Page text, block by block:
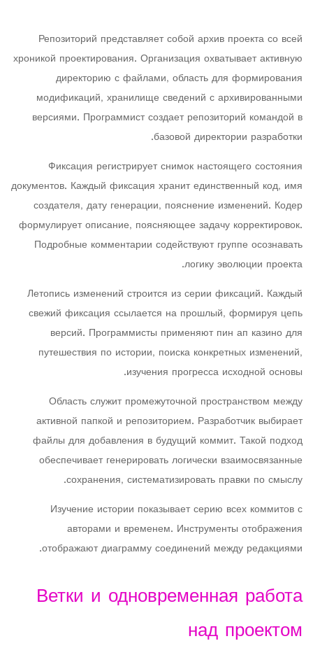
Репозиторий представляет собой архив проекта со всей
хроникой проектирования. Организация охватывает активную
директорию с файлами, область для формирования
модификаций, хранилище сведений с архивированными
версиями. Программист создает репозиторий командой в
базовой директории разработки.
Фиксация регистрирует снимок настоящего состояния
документов. Каждый фиксация хранит единственный код, имя
создателя, дату генерации, пояснение изменений. Кодер
формулирует описание, поясняющее задачу корректировок.
Подробные комментарии содействуют группе осознавать
логику эволюции проекта.
Летопись изменений строится из серии фиксаций. Каждый
свежий фиксация ссылается на прошлый, формируя цепь
версий. Программисты применяют пин ап казино для
путешествия по истории, поиска конкретных изменений,
изучения прогресса исходной основы.
Область служит промежуточной пространством между
активной папкой и репозиторием. Разработчик выбирает
файлы для добавления в будущий коммит. Такой подход
обеспечивает генерировать логически взаимосвязанные
сохранения, систематизировать правки по смыслу.
Изучение истории показывает серию всех коммитов с
авторами и временем. Инструменты отображения
отображают диаграмму соединений между редакциями.
Ветки и одновременная работа
над проектом